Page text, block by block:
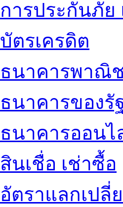
การประกันภั
บัตรเครดิต
ธนาคารพาณิ
ธนาคารของรั
ธนาคารออนไ
สินเชื่อ เช่าซื้อ
อัตราแลกเปลี่